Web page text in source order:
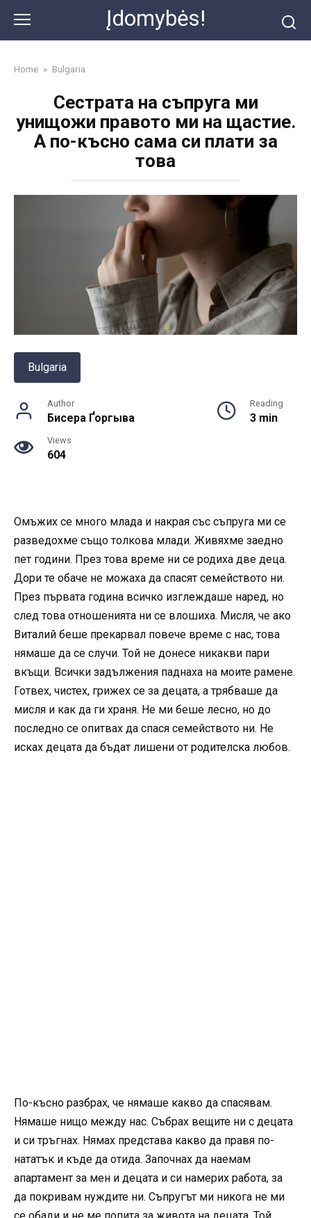
content
Įdomybės!
Home » Bulgaria
Сестрата на съпруга ми
унищожи правото ми на щастие.
А по-късно сама си плати за
това
Bulgaria
Author
Бисера Ґоргыва
Reading
3 min
Views
604
Омъжих се много млада и накрая със съпруга ми се
разведохме също толкова млади. Живяхме заедно
пет години. През това време ни се родиха две деца.
Дори те обаче не можаха да спасят семейството ни.
През първата година всичко изглеждаше наред, но
след това отношенията ни се влошиха. Мисля, че ако
Виталий беше прекарвал повече време с нас, това
нямаше да се случи. Той не донесе никакви пари
вкъщи. Всички задължения паднаха на моите рамене.
Готвех, чистех, грижех се за децата, а трябваше да
мисля и как да ги храня. Не ми беше лесно, но до
последно се опитвах да спася семейството ни. Не
исках децата да бъдат лишени от родителска любов.
По-късно разбрах, че нямаше какво да спасявам.
Нямаше нищо между нас. Събрах вещите ни с децата
и си тръгнах. Нямах представа какво да правя по-
нататък и къде да отида. Започнах да наемам
апартамент за мен и децата и си намерих работа, за
да покривам нуждите ни. Съпругът ми никога не ми
се обади и не ме попита за живота на децата. Той